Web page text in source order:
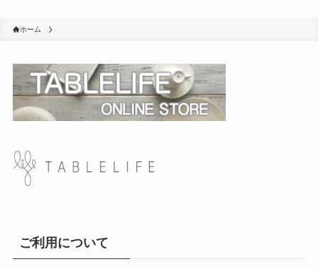
ホーム
ご利用について